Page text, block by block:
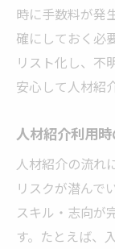
時に手数料が発
確にしておく必
リスト化し、不
安心して人材紹
人材紹介利用
人材紹介の流れ
リスクが潜んで
スキル・志向が
す。たとえば、